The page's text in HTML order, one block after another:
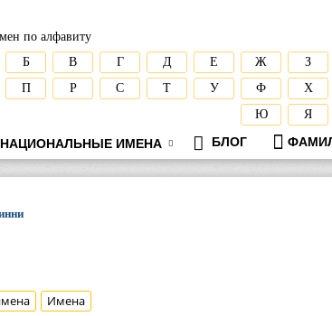
по алфавиту
Б В Г Д Е Ж
З
П Р С Т У Ф
Х
Ю
Я
НАЦИОНАЛЬНЫЕ ИМЕНА БЛОГ
Имена